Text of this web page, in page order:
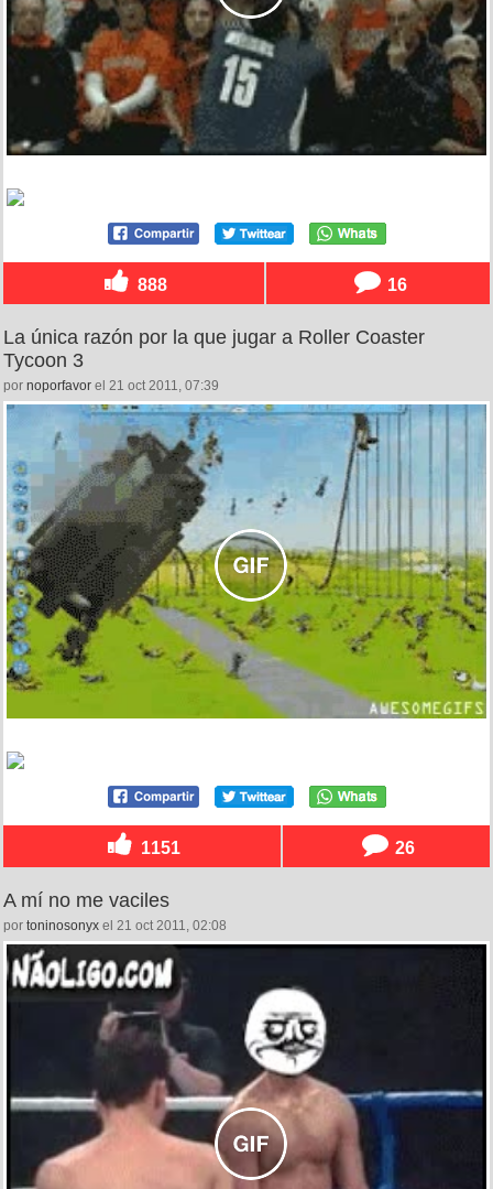
888 16
La única razón por la que jugar a Roller Coaster
Tycoon 3
por noporfavor el 21 oct 2011, 07:39
1151 26
A mí no me vaciles
por toninosonyx el 21 oct 2011, 02:08